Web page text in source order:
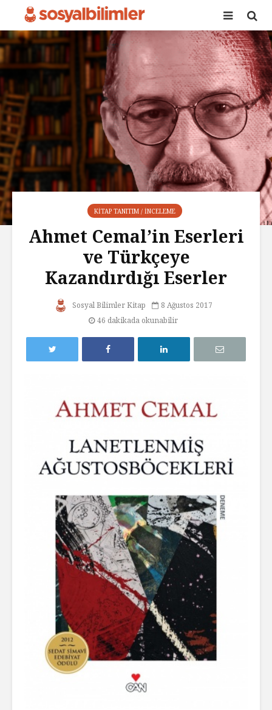
KITAP TANITIM / İNCELEME
Ahmet Cemal’in Eserleri
ve Türkçeye
Kazandırdığı Eserler
Sosyal Bilimler Kitap
8 Ağustos 2017
46 dakikada okunabilir